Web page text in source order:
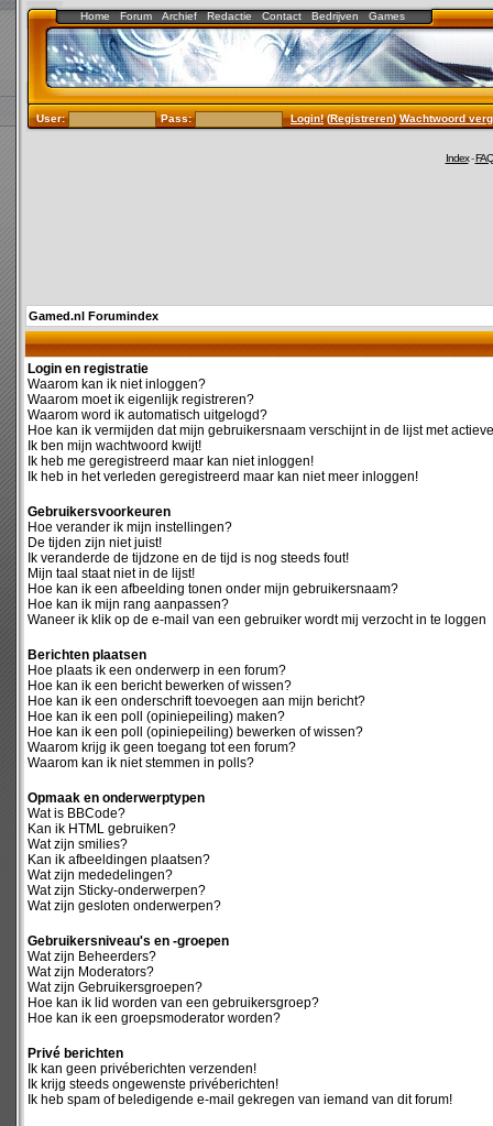
Home Forum Archief Redactie Contact Bedrijven Games
User: Pass: Login!(Registreren)Wachtwoord
Index-FAQ
Gamed.nl Forumindex
Login en registratie
Waarom kan ik niet inloggen?
Waarom moet ik eigenlijk registreren?
Waarom word ik automatisch uitgelogd?
Hoe kan ik vermijden dat mijn gebruikersnaam verschijnt in de lijst met
Ik ben mijn wachtwoord kwijt!
Ik heb me geregistreerd maar kan niet inloggen!
Ik heb in het verleden geregistreerd maar kan niet meer inloggen!
Gebruikersvoorkeuren
Hoe verander ik mijn instellingen?
De tijden zijn niet juist!
Ik veranderde de tijdzone en de tijd is nog steeds fout!
Mijn taal staat niet in de lijst!
Hoe kan ik een afbeelding tonen onder mijn gebruikersnaam?
Hoe kan ik mijn rang aanpassen?
Waneer ik klik op de e-mail van een gebruiker wordt mij verzocht in te loggen
Berichten plaatsen
Hoe plaats ik een onderwerp in een forum?
Hoe kan ik een bericht bewerken of wissen?
Hoe kan ik een onderschrift toevoegen aan mijn bericht?
Hoe kan ik een poll (opiniepeiling) maken?
Hoe kan ik een poll (opiniepeiling) bewerken of wissen?
Waarom krijg ik geen toegang tot een forum?
Waarom kan ik niet stemmen in polls?
Opmaak en onderwerptypen
Wat is BBCode?
Kan ik HTML gebruiken?
Wat zijn smilies?
Kan ik afbeeldingen plaatsen?
Wat zijn mededelingen?
Wat zijn Sticky-onderwerpen?
Wat zijn gesloten onderwerpen?
Gebruikersniveau's en -groepen
Wat zijn Beheerders?
Wat zijn Moderators?
Wat zijn Gebruikersgroepen?
Hoe kan ik lid worden van een gebruikersgroep?
Hoe kan ik een groepsmoderator worden?
Privé berichten
Ik kan geen privéberichten verzenden!
Ik krijg steeds ongewenste privéberichten!
Ik heb spam of beledigende e-mail gekregen van iemand van dit forum!